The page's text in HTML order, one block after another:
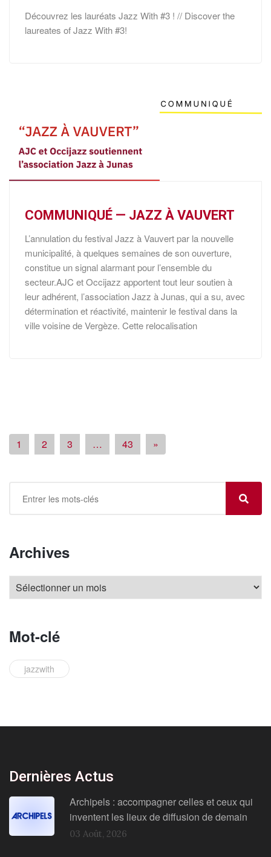
Découvrez les lauréats Jazz With #3 ! // Discover the
laureates of Jazz With #3!
COMMUNIQUÉ — JAZZ À VAUVERT
L’annulation du festival Jazz à Vauvert par la nouvelle
municipalité, à quelques semaines de son ouverture,
constitue un signal alarmant pour l’ensemble du
secteur.AJC et Occijazz apportent tout leur soutien à
leur adhérent, l’association Jazz à Junas, qui a su, avec
détermination et réactivité, maintenir le festival dans la
ville voisine de Vergèze. Cette relocalisation
1 2 3 … 43 »
Archives
Mot-clé
jazzwith
Dernières Actus
Archipels : accompagner celles et ceux qui
inventent les lieux de diffusion de demain
03 Août, 2026